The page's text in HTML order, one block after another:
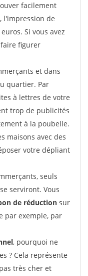
facilement
l'impression de
Si vous avez
figurer
et dans
quartier. Par
à lettres de votre
trop de publicités
à la poubelle.
maisons avec des
votre dépliant
seuls
serviront. Vous
de réduction sur
par exemple, par
, pourquoi ne
? Cela représente
très cher et